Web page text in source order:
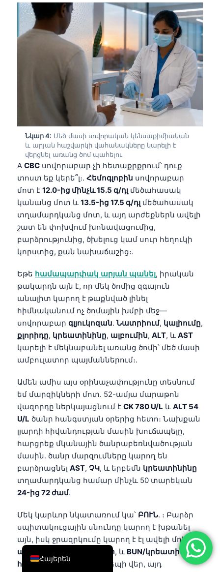
Նկար 4: Մեծ մասի սովորական կենսաքիմիական
և արյան հաշվարկի վահանակները կարելի է
վերցնել առանց ծոմ պահելու
A CBC սովորաբար չի հետաքրքրում՝ դուք
տոստ եք կերե՞լ։. Հեմոգլոբին սովորաբար
մոտ է 12.0-ից մինչև 15.5 գ/դլ մեծահասակ
կանանց մոտ և13.5-ից 17.5 գ/դլ մեծահասակ
տղամարդկանց մոտ, և այդ արժեքներն ավելի
շատ են փոխվում խոնավացումից,
բարձրությունից, ծխելուց կամ սուր հեղուկի
կորստից, քան նախաճաշից։.
Եթե համապարփակ արյան պանել, իրական
թակարդն այն է, որ մեկ ծոմից զգայուն
անալիտ կարող է թաքնված լինել
հիմնականում ոչ ծոմային խմբի մեջ—
սովորաբար գլյուկոզան. Նատրիում, կալիումը,
քլորիդը, կրեատինինը, ալբումին, ALT, ևAST
կարելի է մեկնաբանել առանց ծոմի՝ մեծ մասի
ամբուլատոր պայմաններում։.
Ամեն ամիս այս օրինաչափությունը տեսնում
եմ մարզիկների մոտ․ 52-ամյա մարաթոն
վազորդը ներկայացնում է CK 780 U/L ևALT 54
U/L ծանր հանգստյան օրերից հետո։ Նախքան
լյարդի հիվանդության մասին խուճապելը,
հարցրեք մկանային ծանրաբեռնվածության
մասին․ ծանր մարզումները կարող են
բարձրացնել AST, ՉԿ, և երբեմն կրեատինինը
տղամարդկանց համար մինչև 50 տարեկան
24-ից 72 ժամ.
Մեկ կարևոր նկատառում կա՝ ԲՈՒՆ. ։ Բարձր
սպիտակուցային սնունդը կարող է խթանել
այն, իսկ ջրազրկումը կարող է էլ ավելի մղել
ալբումին
հեմատոկրիտ, և BUN/կրեատինինի
հարաբերակցություն
դեպի վեր, այդ
Հայերեն
English
Deutsch
العربية
Français
עִבְרִית
Italiano
Español
Português
Ελληνικά
Türkçe
Română
简体中文
فارسی
Български
Dansk
Nederlands
हिन्दी
Íslenska
Српски језик
Svenska
Bosanski
Azərbaycan dili
Eesti
日本語
Čeština
ქართული
Русский
Lietuvių kalba
Slovenščina
Magyar